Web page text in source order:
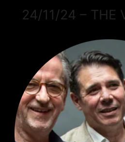
24/11/24 – THE